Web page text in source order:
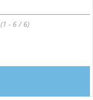
(1 - 6 / 6)